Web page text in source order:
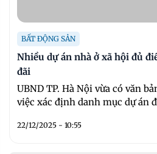
BẤT ĐỘNG SẢN
Nhiều dự án nhà ở xã hội đủ
đãi
UBND TP. Hà Nội vừa có văn
việc xác định danh mục dự án
22/12/2025 - 10:55